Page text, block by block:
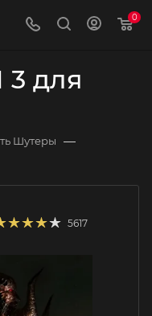
0
3 для
Шутеры —
5617